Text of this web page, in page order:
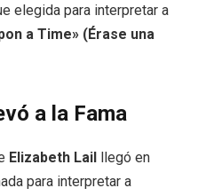
elegida para interpretar a
a Time» (Érase una
a la Fama
Elizabeth Lail llegó en
para interpretar a